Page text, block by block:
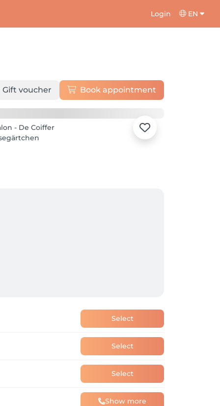
Login EN
Gift voucher Book appointment
Select
Select
Select
Show more